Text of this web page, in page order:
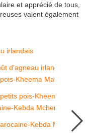
et apprécié de tous,
valent également
d'agneau irlandais
pois-Kheema Matar
Kebda Mchermla